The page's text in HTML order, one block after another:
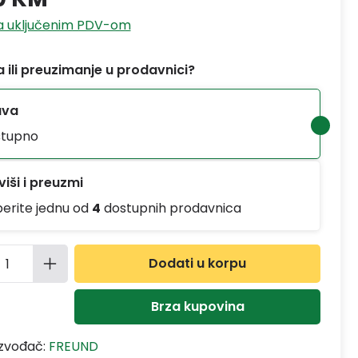
uključenim PDV-om
ili preuzimanje u prodavnici?
i preuzmi
jednu od 4 dostupnih prodavnica
proizvoda: Unesite željenu
Dodati u korpu
Brza kupovina
FREUND